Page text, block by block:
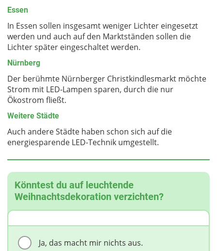
Essen
In Essen sollen insgesamt weniger Lichter eingesetzt
werden und auch auf den Marktständen sollen die
Lichter später eingeschaltet werden.
Nürnberg
Der berühmte Nürnberger Christkindlesmarkt möchte
Strom mit LED-Lampen sparen, durch die nur
Ökostrom fließt.
Weitere Städte
Auch andere Städte haben schon sich auf die
energiesparende LED-Technik umgestellt.
Könntest du auf leuchtende
Weihnachtsdekoration verzichten?
Ja, das macht mir nichts aus.